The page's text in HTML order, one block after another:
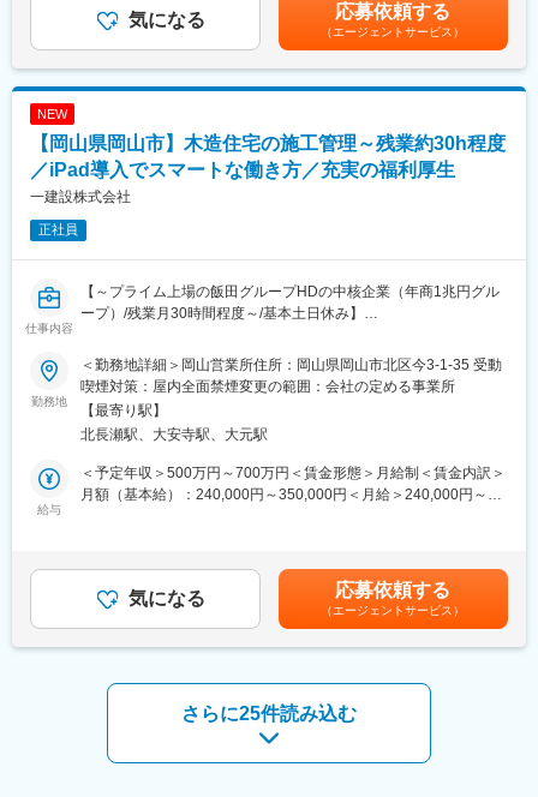
・お客様数は約３０社程度となり、１日２～４件程度訪問を行い
■研修制度：
■各ガス供給設備の保守点検立会業務
■高圧ガス配管工事の現場監督として施工管理者にも挑戦！
資格を取得するための講習などもあり、一生モノのスキルが身に
変更の範囲：会社の定める業務
流れ」や「提案スタイル」を学んでいきます。
◇まずは顔と名前を覚えていただくことからスタートします。
（2）思いを伺い、具体的な提案を実施
◇予算・立地・家族構成・将来のライフスタイルなどをヒアリン
グします。◇お客様に寄り添った家づくりのプランを提案しま
ども丁寧にフォローします。
（4）引き渡し後も定期的にサポート
いきます。
■当ポジションの魅力：
【飛び込みなし／反響営業】
◎集客広告やモデルハウスに注力し、問い合わせがあったお客さ
まへの提案です。
◎飛び込みや無理な売り込みはなく、お客様に丁寧に向き合えま
様の思いの実現に向けて社内外と連携して提案が可能です。
【働きやすい環境】
◎IoT の活用や業務分担の見直しを通じて、残業を減らす取り組み
に対応しています。
変更の範囲：会社の定める業務
績・会社既定に基づき月給制へ移行を予定賃金はあくまでも目安
の金額であり、選考を通じて上下する可能性があります。月給(月
額)は固定手当を含めた表記です。
気になる 応募依頼する
（エージェントサービス）
NEW
【岡山県岡山市】木造住宅の施工管理～残業約30h程度
／iPad導入でスマートな働き方／充実の福利厚生
一建設株式会社
正社員
仕事内容
【～プライム上場の飯田グループHDの中核企業（年商1兆円グル
ープ）/残業月30時間程度～/基本土日休み】
■業務内容：価等の管理を行います。
入社後まずは着工から完成までを一緒に携わりながら、仕事の流
れを身に着けていきます。
仕事や現場になれて来たら、施工管理の業務を担当いただきま
す。
まずは棟数の少ない(1棟～2棟)現場を担当し、進捗管理、職人さ
んの手配、安全管理、図面確認、予算作成などの業務を行いま
す。
■特徴：
・各エリア毎に担当をお任せしておりますので、出張はありませ
・iPad・施工管理アプリ導入でスマートな働き方が可能です。
・徹底した労務管理で、サービス残業も一切発生しない体制を整
■就業環境：
勤務地
＜勤務地詳細＞岡山営業所住所：岡山県岡山市北区今3-1-35 受動
喫煙対策：屋内全面禁煙変更の範囲：会社の定める事業所
【最寄り駅】
北長瀬駅、大安寺駅、大元駅
給与
＜予定年収＞500万円～700万円＜賃金形態＞月給制＜賃金内訳＞
月額（基本給）：240,000円～350,000円＜月給＞240,000円～
収：590万／30歳主任830万／37歳工事長1200万／45歳部長賃金
はあくまでも目安の金額であり、選考を通じて上下する可能性が
あります。月給(月額)は固定手当を含めた表記です。
気になる 応募依頼する
（エージェントサービス）
さらに25件読み込む